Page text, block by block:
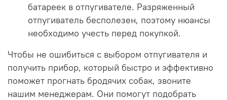
батареек в отпугивателе. Разряженный
отпугиватель бесполезен, поэтому нюансы
необходимо учесть перед покупкой.
Чтобы не ошибиться с выбором отпугивателя и
получить прибор, который быстро и эффективно
поможет прогнать бродячих собак, звоните
нашим менеджерам. Они помогут подобрать